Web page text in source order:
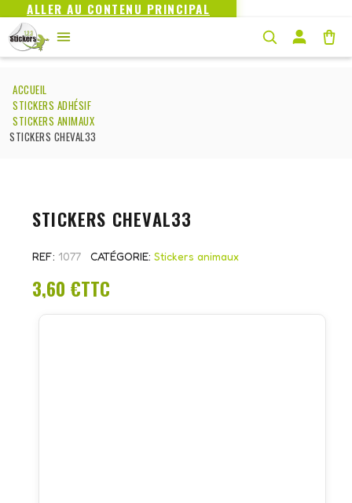
ALLER AU CONTENU PRINCIPAL
ACCUEIL
STICKERS ADHÉSIF
STICKERS ANIMAUX
STICKERS CHEVAL33
STICKERS CHEVAL33
REF 1077 CATÉGORIE Stickers animaux
3,60 €TTC